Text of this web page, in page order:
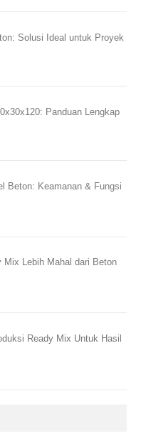
Solusi Ideal untuk Proyek
Panduan Lengkap
Beton: Keamanan & Fungsi
Mix Lebih Mahal dari Beton
Ready Mix Untuk Hasil